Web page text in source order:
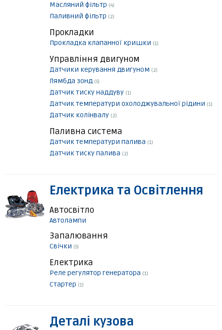
Масляний фільтр (4)
Паливний фільтр (2)
Прокладки
Прокладка клапанної кришки (1)
Управління двигуном
Датчики керування двигуном (2)
Лямбда зонд (5)
Датчик тиску наддуву (1)
Датчик температури охолоджувальної рідини (1)
Датчик колінвалу (2)
Паливна система
Датчик температури палива (1)
Датчик тиску палива (2)
Електрика та Освітлення
Автосвітло
Автолампи
Запалювання
Свічки (5)
Електрика
Реле регулятор генератора (1)
Стартер (1)
Деталі кузова